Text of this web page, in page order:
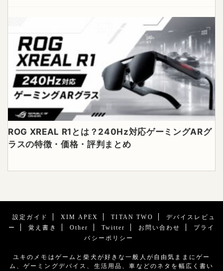
ROG XREAL R1とは？240Hz対応ゲーミングARグ
ラスの特徴・価格・評判まとめ
設定ガイド XIM APEX TITAN TWO
デバイスレビュ
ー
覚え書き Other Twitter お問い合わせ
プライ
バシーポリシー
ユキのメモはゲームと柴犬が好きな一般人が自由気ままにゲー
ム、ゲーミングデバイス、生活用品、車などのネタを幅広く書い